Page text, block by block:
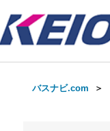
バスナビ.com ＞